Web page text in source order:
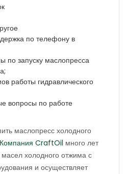
по телефону в
по запуску маслопресса
работы гидравлического
вопросы по работе
маслопресс холодного
Компания CraftOil много лет
холодного отжима с
и осуществляет